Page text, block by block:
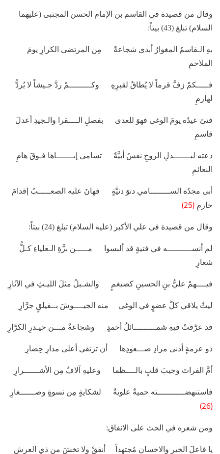
وقال من قصيدة في القاسم بن الإمام الحسن المجتبى (عليهما
السلام) تبلغ (43) بيتاً:
بهِ الـقاسمُ المغوارُ أبدى شجاعةً مِن المرتضى الكرارِ يومَ
الملاحمِ
فـــــكمْ زفَّ قرماً لا يُطاقُ لقبرِهِ وكـــــــــمْ ردَّ جـيشاً لا يُردُّ
لهازمِ
فتىً عيدُه يومَ الوغى فهوَ للعدى بفصلِ الــــقرا والـجيدِ أعدلَ
قاسمِ
دعته لبـــــــذلِ الروحِ نفسٌ أبيَّةٌ تسامى إبـــــــاها فـوقَ هامِ
النعائمِ
أبى مجدُه الســــــــامي دنوَ دنيَّةٍ فهانَ عليه الصعـــــبُ إقدامَ
حازمِ (25)
وقال من قصيدة في علي الأكبر (عليه السلام) تبلغ (24) بيتاً:
لم أنســــــــــه في فتيةٍ قد ألبسوا مـــــن بزَّةِ الـعلياءِ كـلُّ
شعارِ
فيــــهمْ عليُّ بنِ الحسينِ كضيغمٍ والشـبلُ مثلَ الليـثِ في الآثارِ
ليثٌ يلاقي كلَّ عضوٍ في الوغى منه الجيــــوشَ بــفيلقٍ جرَّارِ
قد عرَّقتْ فيهِ شمـــــــــائلُ أحمدٍ وشجاعةٌ مـــن حيـدرِ الكرَّارِ
ذو عزمةٍ أدنى مرادِ صـــعودِها أن ترتقي أعلى مدارِ حِضارِ
أمَّ الفراتَ وجيبَ قلبٍ بالــــظما وعليهِ آلافٌ مِن الأشــــــرارِ
فاستنهضـــــــــــته حميةٌ علويةٌ لشكايةٍ مِن نسوةٍ وصــــــغارِ
(26)
ومن شعره في الحث على الانفاق:
يا فاعلَ الخيرِ والاحسانِ مُجتهداً أنفقْ ولا تخشَ من ذي العرشِ